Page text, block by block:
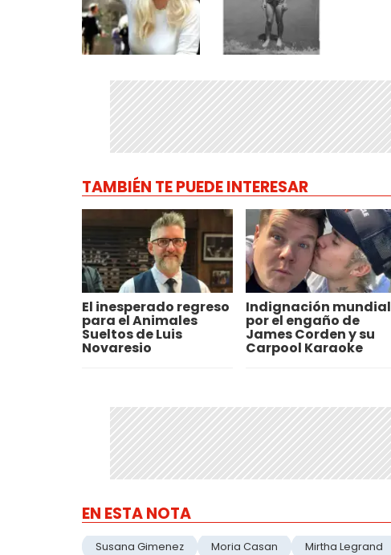
TAMBIÉN TE PUEDE INTERESAR
El inesperado regreso
para el Animales
Sueltos de Luis
Novaresio
Indignación mundial
por el engaño de
James Corden y su
Carpool Karaoke
EN ESTA NOTA
Susana Gimenez Moria Casan Mirtha Legrand